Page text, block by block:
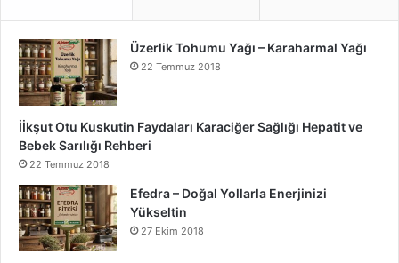
Üzerlik Tohumu Yağı – Karaharmal Yağı
22 Temmuz 2018
İİkşut Otu Kuskutin Faydaları Karaciğer Sağlığı Hepatit ve
Bebek Sarılığı Rehberi
22 Temmuz 2018
Efedra – Doğal Yollarla Enerjinizi
Yükseltin
27 Ekim 2018